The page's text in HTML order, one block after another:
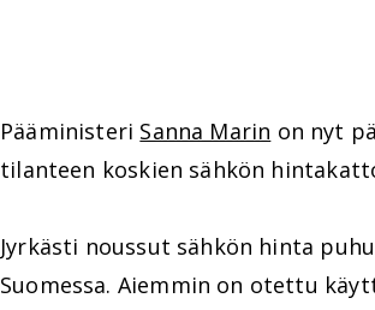
Pääministeri Sanna Marin on nyt
tilanteen koskien sähkön
Jyrkästi noussut sähkön hinta
Suomessa. Aiemmin on otettu